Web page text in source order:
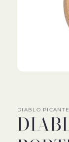
une
fenêtre
modale
DIABLO PICANTE